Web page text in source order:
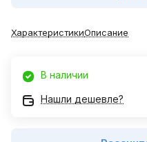
ХарактеристикиОписание
В наличии
Нашли дешевле?